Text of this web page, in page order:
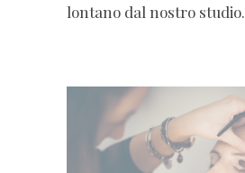
lontano dal nostro studio.